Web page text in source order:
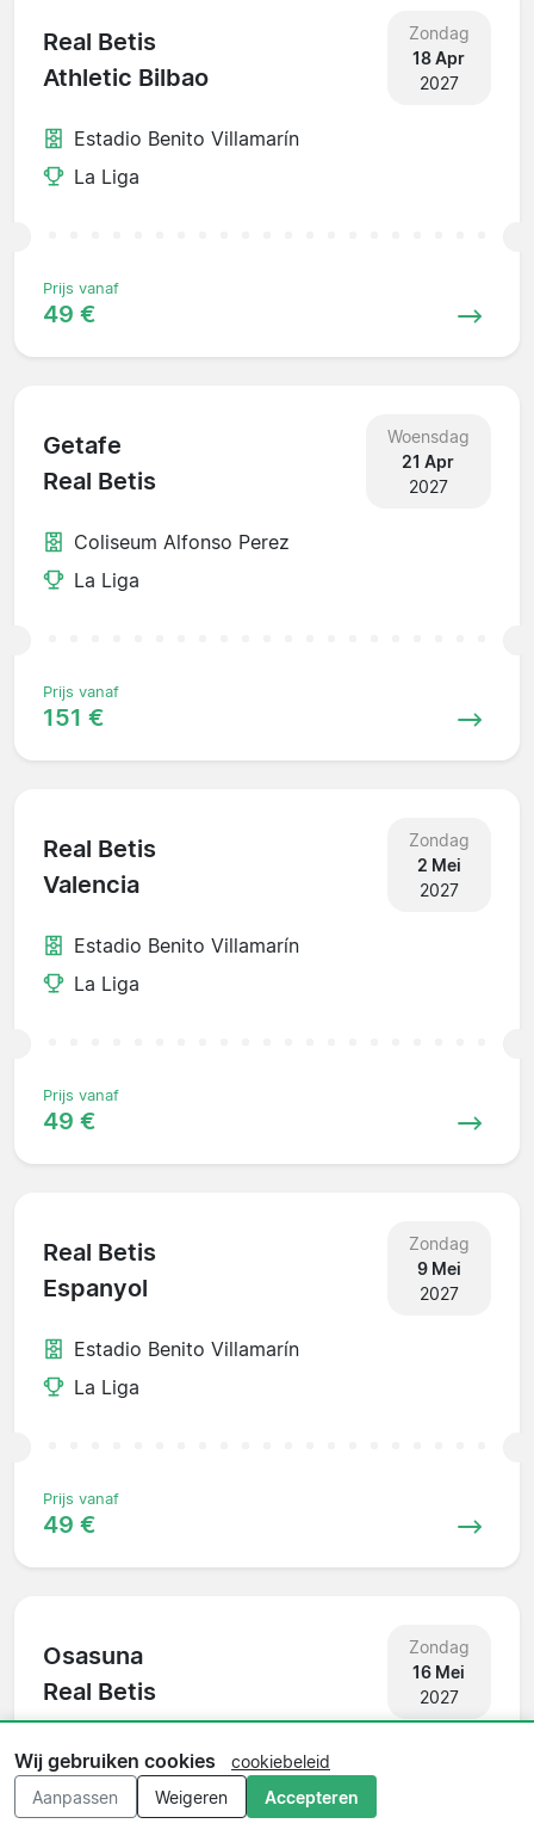
Real Betis
Athletic Bilbao
Zondag
18 Apr
2027
Estadio Benito Villamarín
La Liga
Prijs vanaf
49 €
Getafe
Real Betis
Woensdag
21 Apr
2027
Coliseum Alfonso Perez
La Liga
Prijs vanaf
151 €
Real Betis
Valencia
Zondag
2 Mei
2027
Estadio Benito Villamarín
La Liga
Prijs vanaf
49 €
Real Betis
Espanyol
Zondag
9 Mei
2027
Estadio Benito Villamarín
La Liga
Prijs vanaf
49 €
Osasuna
Real Betis
Zondag
16 Mei
2027
Estadio El Sadar
La Liga
Wij gebruiken cookies
cookiebeleid
Aanpassen
Weigeren Accepteren